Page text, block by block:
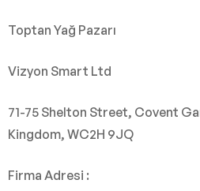
Toptan Yağ Pazarı
Vizyon Smart Ltd
71-75 Shelton Street, Covent
Kingdom, WC2H 9JQ
Firma Adresi :